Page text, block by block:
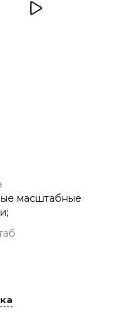
масштабные